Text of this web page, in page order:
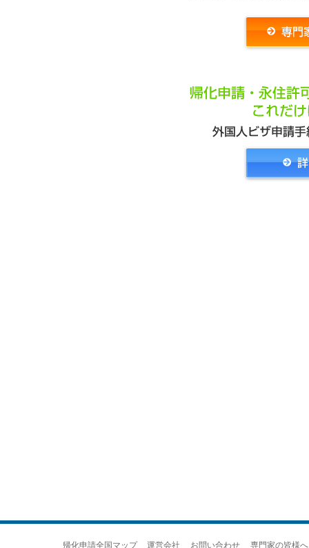
帰化申請全国マップ 運営会社 お問い合わせ 専門家の皆様